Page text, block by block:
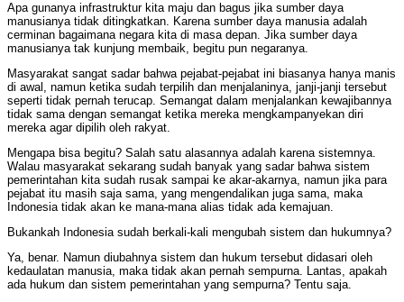
Apa gunanya infrastruktur kita maju dan bagus jika sumber daya
manusianya tidak ditingkatkan. Karena sumber daya manusia adalah
cerminan bagaimana negara kita di masa depan. Jika sumber daya
manusianya tak kunjung membaik, begitu pun negaranya.
Masyarakat sangat sadar bahwa pejabat-pejabat ini biasanya hanya manis
di awal, namun ketika sudah terpilih dan menjalaninya, janji-janji tersebut
seperti tidak pernah terucap. Semangat dalam menjalankan kewajibannya
tidak sama dengan semangat ketika mereka mengkampanyekan diri
mereka agar dipilih oleh rakyat.
Mengapa bisa begitu? Salah satu alasannya adalah karena sistemnya.
Walau masyarakat sekarang sudah banyak yang sadar bahwa sistem
pemerintahan kita sudah rusak sampai ke akar-akarnya, namun jika para
pejabat itu masih saja sama, yang mengendalikan juga sama, maka
Indonesia tidak akan ke mana-mana alias tidak ada kemajuan.
Bukankah Indonesia sudah berkali-kali mengubah sistem dan hukumnya?
Ya, benar. Namun diubahnya sistem dan hukum tersebut didasari oleh
kedaulatan manusia, maka tidak akan pernah sempurna. Lantas, apakah
ada hukum dan sistem pemerintahan yang sempurna? Tentu saja.